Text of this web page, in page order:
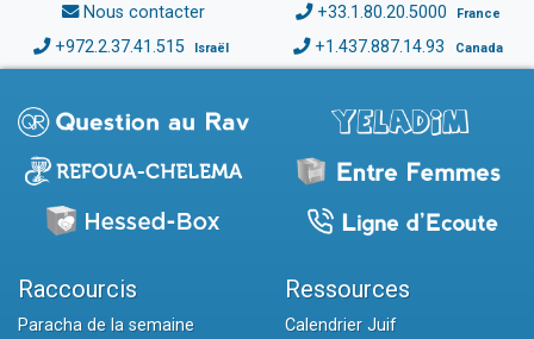
Nous contacter +33.1.80.20.5000 France
+972.2.37.41.515 Israël +1.437.887.14.93 Canada
Raccourcis
Paracha de la semaine
Ressources
Calendrier Juif